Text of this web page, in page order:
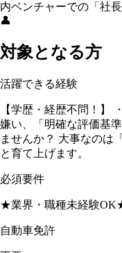
内ベンチャーでの「社
👤
対象となる方
活躍できる経験
【学歴・経歴不問！】
嫌い、「明確な評価基
ませんか？ 大事なのは
と育て上げます。
必須要件
★業界・職種未経験
自動車免許